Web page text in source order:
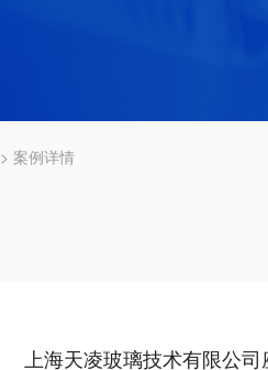
> 案例详情
上海天凌玻璃技术有限公司